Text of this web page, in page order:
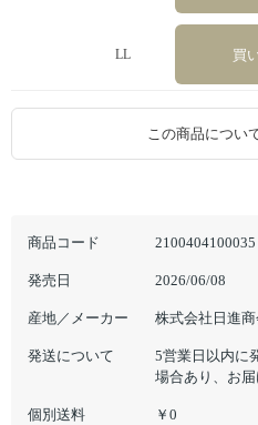
商品コード 2100404100035
発売日 2026/06/08
産地／メーカー 株式会社日進商
発送について
5営業日以内に
場合あり、お届
個別送料 ￥0
LL 買
この商品につい